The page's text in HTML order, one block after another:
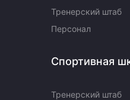
Тренерский штаб
Персонал
Спортивная
Тренерский штаб